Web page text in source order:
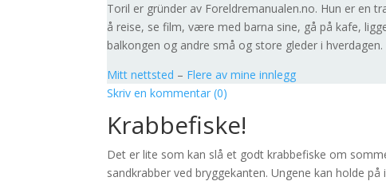
Toril er gründer av Foreldremanualen.no. Hun er en
å reise, se film, være med barna sine, gå på kafe,
balkongen og andre små og store gleder i hverdagen.
Mitt nettsted – Flere av mine innlegg
Skriv en kommentar (0)
Krabbefiske!
Det er lite som kan slå et godt krabbefiske om
sandkrabber ved bryggekanten. Ungene kan holde